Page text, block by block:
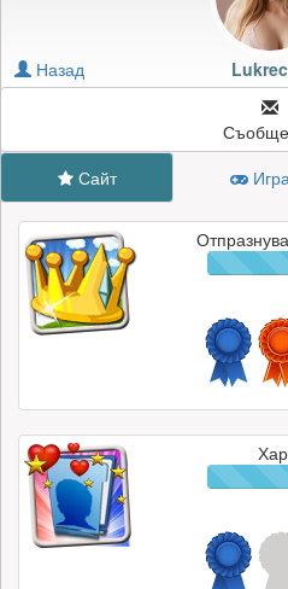
Картичките на Lukrecia-
Блокирай Lukrecia-
Назад
Сайт